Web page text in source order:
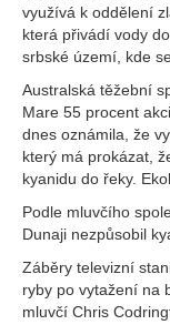
využívá k oddělení
která přivádí vody
srbské území, kde
Australská těžební
Mare 55 procent
dnes oznámila, že
který má prokázat,
kyanidu do řeky.
Podle mluvčího
Dunaji nezpůsobil
Záběry televizní
ryby po vytažení na
mluvčí Chris